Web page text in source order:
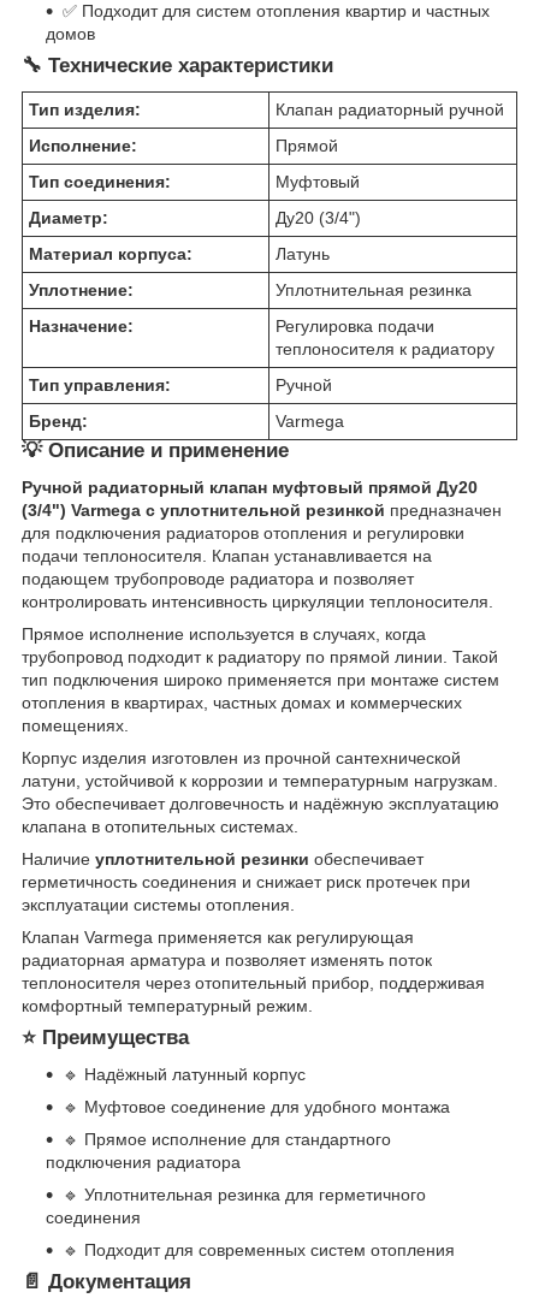
✅ Подходит для систем отопления квартир и частных
домов
🔧 Технические характеристики
Тип изделия:
Клапан радиаторный ручной
Исполнение:
Прямой
Тип соединения:
Муфтовый
Диаметр:
Ду20 (3/4")
Материал корпуса:
Латунь
Уплотнение:
Уплотнительная резинка
Назначение:
Регулировка подачи
теплоносителя к радиатору
Тип управления:
Ручной
Бренд:
Varmega
💡 Описание и применение
Ручной радиаторный клапан муфтовый прямой Ду20
(3/4") Varmega с уплотнительной резинкой предназначен
для подключения радиаторов отопления и регулировки
подачи теплоносителя. Клапан устанавливается на
подающем трубопроводе радиатора и позволяет
контролировать интенсивность циркуляции теплоносителя.
Прямое исполнение используется в случаях, когда
трубопровод подходит к радиатору по прямой линии. Такой
тип подключения широко применяется при монтаже систем
отопления в квартирах, частных домах и коммерческих
помещениях.
Корпус изделия изготовлен из прочной сантехнической
латуни, устойчивой к коррозии и температурным нагрузкам.
Это обеспечивает долговечность и надёжную эксплуатацию
клапана в отопительных системах.
Наличие уплотнительной резинки обеспечивает
герметичность соединения и снижает риск протечек при
эксплуатации системы отопления.
Клапан Varmega применяется как регулирующая
радиаторная арматура и позволяет изменять поток
теплоносителя через отопительный прибор, поддерживая
комфортный температурный режим.
⭐ Преимущества
🔹 Надёжный латунный корпус
🔹 Муфтовое соединение для удобного монтажа
🔹 Прямое исполнение для стандартного
подключения радиатора
🔹 Уплотнительная резинка для герметичного
соединения
🔹 Подходит для современных систем отопления
📄 Документация